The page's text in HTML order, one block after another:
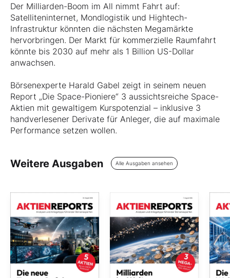
Der Milliarden-Boom im All nimmt Fahrt auf:
Satelliteninternet, Mondlogistik und Hightech-
Infrastruktur könnten die nächsten Megamärkte
hervorbringen. Der Markt für kommerzielle Raumfahrt
könnte bis 2030 auf mehr als 1 Billion US-Dollar
anwachsen.
Börsenexperte Harald Gabel zeigt in seinem neuen
Report „Die Space-Pioniere“ 3 aussichtsreiche Space-
Aktien mit gewaltigem Kurspotenzial – inklusive 3
handverlesener Derivate für Anleger, die auf maximale
Performance setzen wollen.
Weitere Ausgaben Alle Ausgaben ansehen